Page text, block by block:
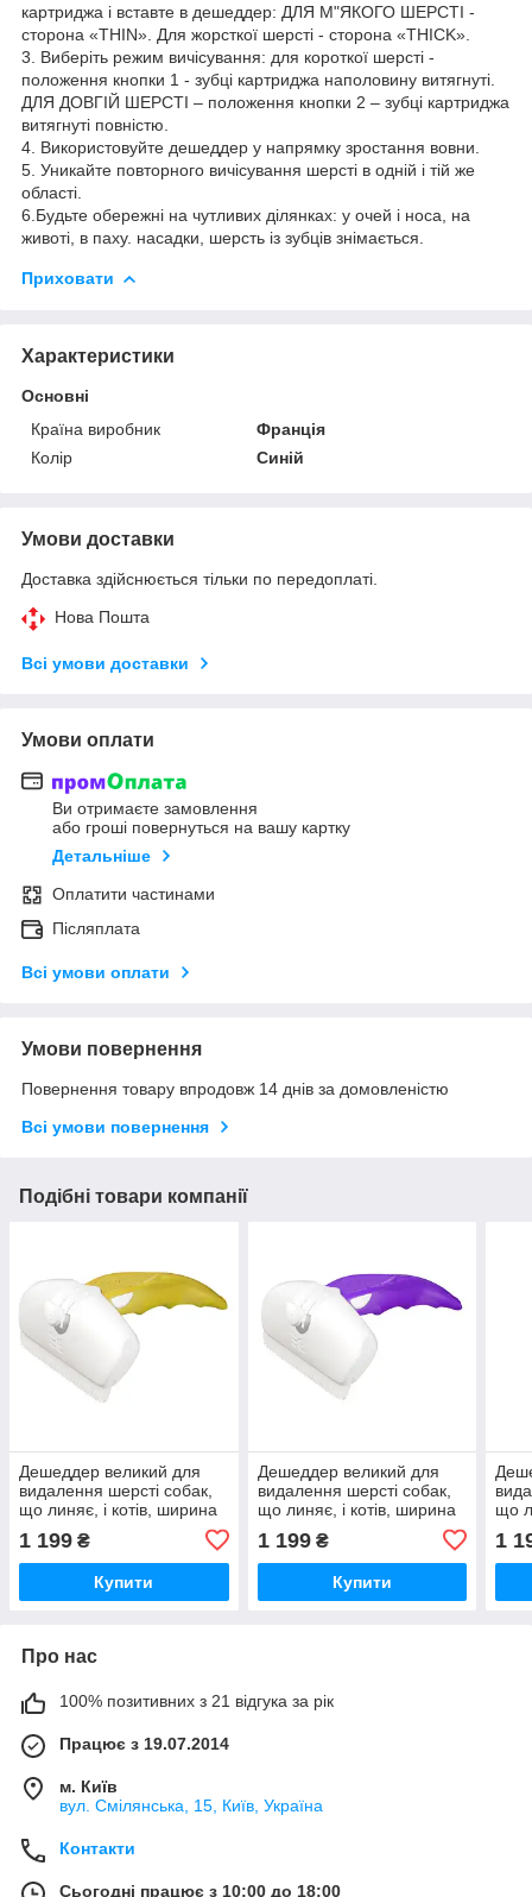
картриджа і вставте в дешеддер: ДЛЯ М"ЯКОГО ШЕРСТІ -
сторона «THIN». Для жорсткої шерсті - сторона «THICK».
3. Виберіть режим вичісування: для короткої шерсті -
положення кнопки 1 - зубці картриджа наполовину витягнуті.
ДЛЯ ДОВГІЙ ШЕРСТІ – положення кнопки 2 – зубці картриджа
витягнуті повністю.
4. Використовуйте дешеддер у напрямку зростання вовни.
5. Уникайте повторного вичісування шерсті в одній і тій же
області.
6.Будьте обережні на чутливих ділянках: у очей і носа, на
животі, в паху. насадки, шерсть із зубців знімається.
Приховати
Характеристики
Основні
Країна виробник
Франція
Колір
Синій
Умови доставки
Доставка здійснюється тільки по передоплаті.
Нова Пошта
Всі умови доставки
Умови оплати
Ви отримаєте замовлення
або гроші повернуться на вашу картку
Детальніше
Оплатити частинами
Післяплата
Всі умови оплати
Умови повернення
Повернення товару впродовж 14 днів за домовленістю
Всі умови повернення
Подібні товари компанії
Дешеддер великий для
видалення шерсті собак,
що линяє, і котів, ширина
картриджа 9,5см FoOlee
Easee Large жовтий
(2135)
1 199 ₴
Купити
Дешеддер великий для
видалення шерсті собак,
що линяє, і котів, ширина
картриджа 9,5см FoOlee
Easee Large фіолетовий
(2142)
1 199₴
Купити
що
1
Про нас
100% позитивних з 21 відгука за рік
Працює з 19.07.2014
м. Київ
вул. Смілянська, 15, Київ, Україна
Контакти
Сьогодні працює з 10:00 до 18:00